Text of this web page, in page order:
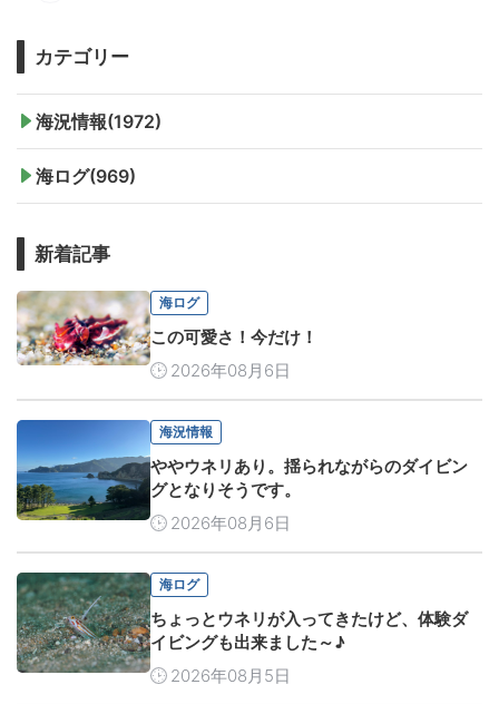
カテゴリー
海況情報(1972)
海ログ(969)
新着記事
海ログ
この可愛さ！今だけ！
2026年08月6日
海況情報
ややウネリあり。揺られながらのダイビン
グとなりそうです。
2026年08月6日
海ログ
ちょっとウネリが入ってきたけど、体験ダ
イビングも出来ました～♪
2026年08月5日